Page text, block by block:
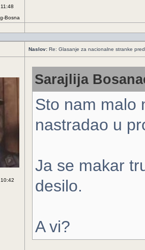
Bosna
Naslov: Re: Glasanje za nacionalne stranke
Sarajlija
Sto nam malo
nastradao u
Ja se makar
desilo.
A vi?